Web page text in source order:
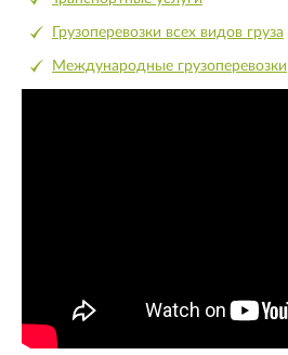
Грузоперевозки всех видов груза
Международные грузоперевозки